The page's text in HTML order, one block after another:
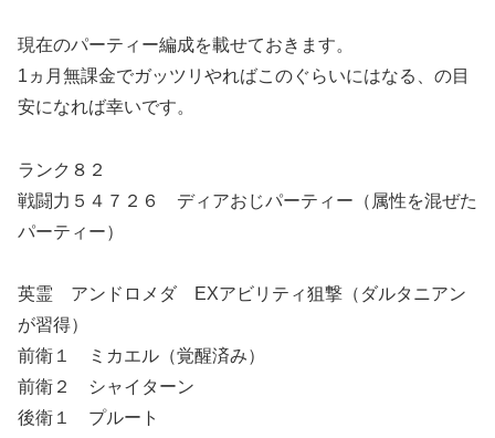
現在のパーティー編成を載せておきます。
1ヵ月無課金でガッツリやればこのぐらいにはなる、の目
安になれば幸いです。
ランク８２
戦闘力５４７２６ ディアおじパーティー（属性を混ぜた
パーティー）
英霊 アンドロメダ EXアビリティ狙撃（ダルタニアン
が習得）
前衛１ ミカエル（覚醒済み）
前衛２ シャイターン
後衛１ プルート